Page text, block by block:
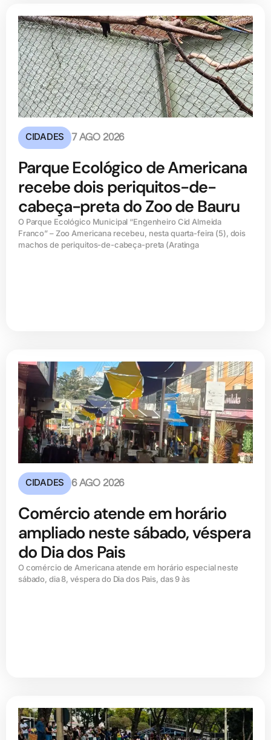
CIDADES 7 AGO 2026
Parque Ecológico de Americana
recebe dois periquitos-de-
cabeça-preta do Zoo de Bauru
O Parque Ecológico Municipal “Engenheiro Cid Almeida
Franco” – Zoo Americana recebeu, nesta quarta-feira (5), dois
machos de periquitos-de-cabeça-preta (Aratinga
CIDADES 6 AGO 2026
Comércio atende em horário
ampliado neste sábado, véspera
do Dia dos Pais
O comércio de Americana atende em horário especial neste
sábado, dia 8, véspera do Dia dos Pais, das 9 às